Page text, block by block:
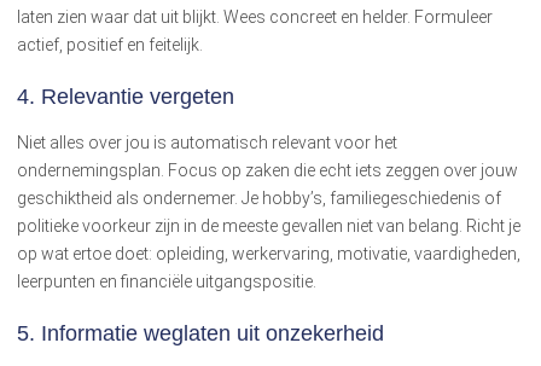
laten zien waar dat uit blijkt. Wees concreet en helder. Formuleer
actief, positief en feitelijk.
4. Relevantie vergeten
Niet alles over jou is automatisch relevant voor het
ondernemingsplan. Focus op zaken die echt iets zeggen over jouw
geschiktheid als ondernemer. Je hobby’s, familiegeschiedenis of
politieke voorkeur zijn in de meeste gevallen niet van belang. Richt je
op wat ertoe doet: opleiding, werkervaring, motivatie, vaardigheden,
leerpunten en financiële uitgangspositie.
5. Informatie weglaten uit onzekerheid